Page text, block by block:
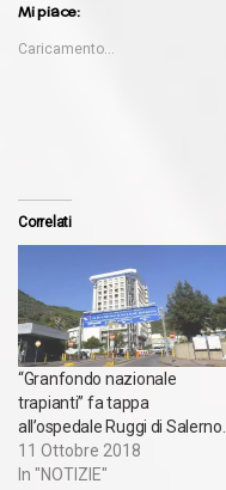
Mi piace:
Caricamento...
Correlati
“Granfondo nazionale
trapianti” fa tappa
all’ospedale Ruggi di Salerno.
11 Ottobre 2018
In "NOTIZIE"